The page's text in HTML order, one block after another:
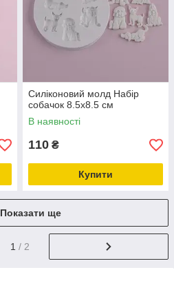
Силіконовий молд Набір
собачок 8.5х8.5 см
В наявності
110 ₴
Купити
Показати ще
1 / 2